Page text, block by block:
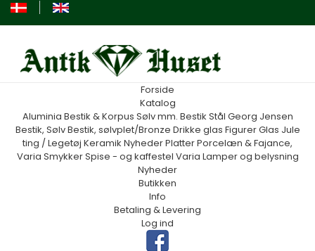
Forside
Katalog
Aluminia Bestik & Korpus Sølv mm. Bestik Stål Georg Jensen
Bestik, SølvBestik, sølvplet/Bronze Drikke glas FigurerGlas Jule
ting / Legetøj Keramik NyhederPlatterPorcelæn & Fajance,
Varia SmykkerSpise - og kaffestel Varia Lamper og belysning
Nyheder
Butikken
Info
Betaling & Levering
Log ind